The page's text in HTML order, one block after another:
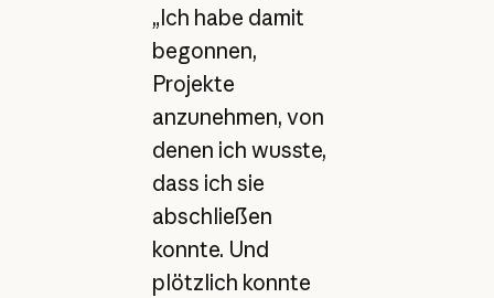
„Ich habe damit
begonnen,
Projekte
anzunehmen, von
denen ich wusste,
dass ich sie
abschließen
konnte. Und
plötzlich konnte